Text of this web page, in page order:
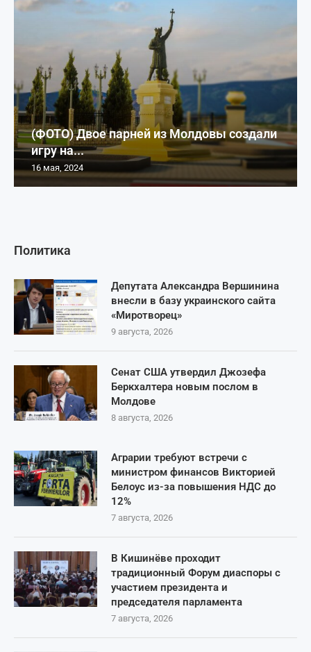
Политика
Депутата Александра Вершинина
внесли в базу украинского сайта
«Миротворец»
9 августа, 2026
Сенат США утвердил Джозефа
Беркхалтера новым послом в
Молдове
8 августа, 2026
Аграрии требуют встречи с
министром финансов Викторией
Белоус из-за повышения НДС до
12%
7 августа, 2026
В Кишинёве проходит
традиционный Форум диаспоры с
участием президента и
председателя парламента
7 августа, 2026
(ФОТО) Двое парней из Молдовы создали
игру на...
16 мая, 2024